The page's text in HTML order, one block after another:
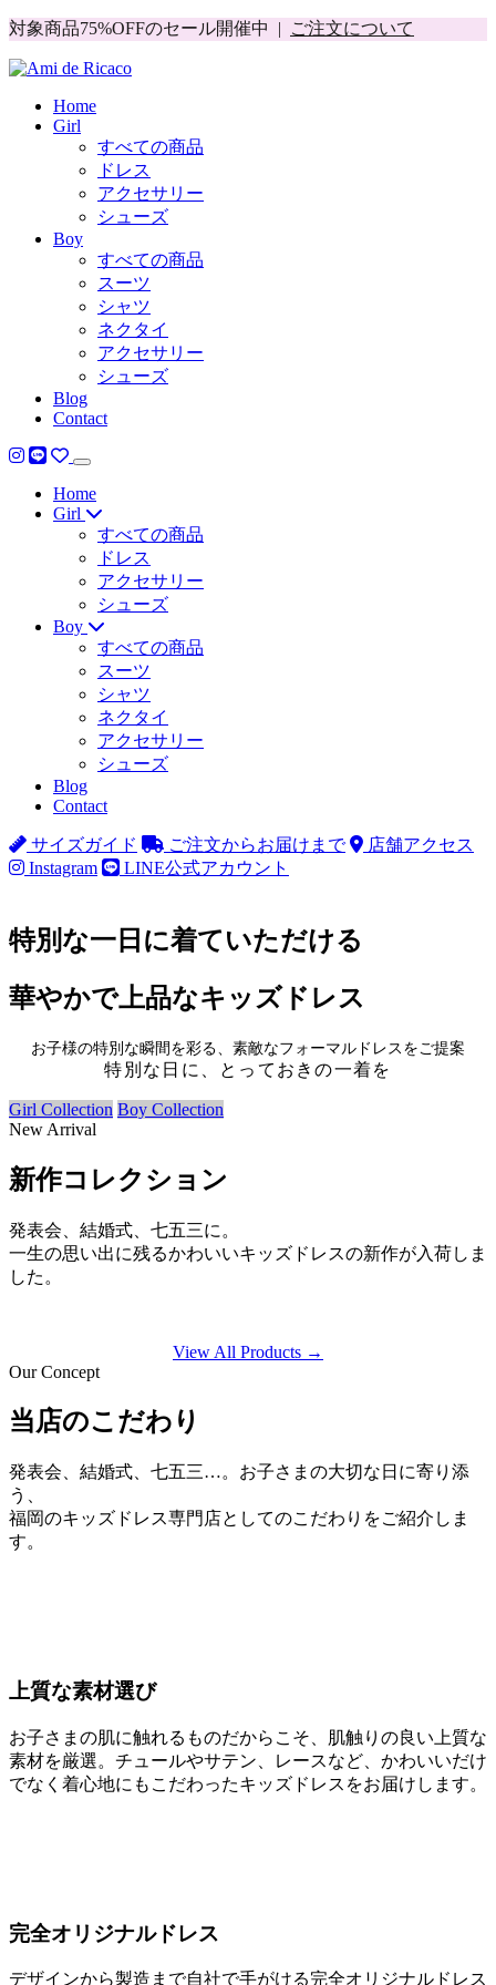
対象商品75%OFFのセール開催中 | ご注文について
Home
Girl
すべての商品
ドレス
アクセサリー
シューズ
Boy
すべての商品
スーツ
シャツ
ネクタイ
アクセサリー
シューズ
Blog
Contact
Home
Girl
すべての商品
ドレス
アクセサリー
シューズ
Boy
すべての商品
スーツ
シャツ
ネクタイ
アクセサリー
シューズ
Blog
Contact
サイズガイド ご注文からお届けまで
店舗アクセス
Instagram
LINE公式アカウント
特別な一日に着ていただける
華やかで上品なキッズドレス
お子様の特別な瞬間を彩る、素敵なフォーマルドレスをご提案
特別な日に、とっておきの一着を
Girl Collection Boy Collection
New Arrival
新作コレクション
発表会、結婚式、七五三に。
一生の思い出に残るかわいいキッズドレスの新作が入荷しま
した。
View All Products →
Our Concept
当店のこだわり
発表会、結婚式、七五三…。お子さまの大切な日に寄り添
う、
福岡のキッズドレス専門店としてのこだわりをご紹介しま
す。
上質な素材選び
お子さまの肌に触れるものだからこそ、肌触りの良い上質な
素材を厳選。チュールやサテン、レースなど、かわいいだけ
でなく着心地にもこだわったキッズドレスをお届けします。
完全オリジナルドレス
デザインから製造まで自社で手がける完全オリジナルドレス